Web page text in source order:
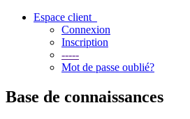
Espace client
Connexion
Inscription
-----
Mot de passe oublié?
Base de connaissances